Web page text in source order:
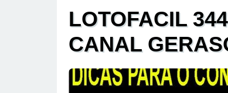
LOTOFACIL
CANAL